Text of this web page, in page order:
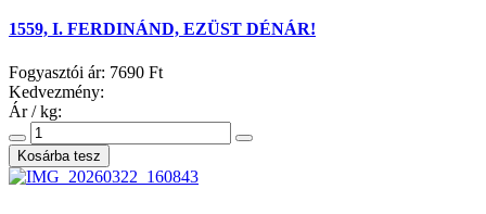
1559, I. FERDINÁND, EZÜST DÉNÁR!
Fogyasztói ár: 7690 Ft
Kedvezmény:
Ár / kg: